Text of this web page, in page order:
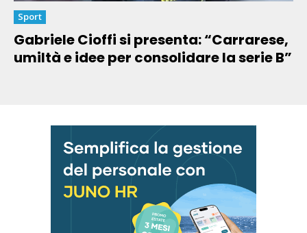
Sport
Gabriele Cioffi si presenta: “Carrarese,
umiltà e idee per consolidare la serie B”